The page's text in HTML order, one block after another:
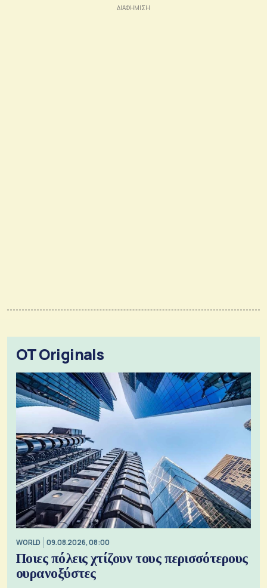
OT Originals
WORLD 09.08.2026, 08:00
Ποιες πόλεις χτίζουν τους περισσότερους
ουρανοξύστες